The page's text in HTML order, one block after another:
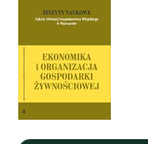
Article
Sidebar